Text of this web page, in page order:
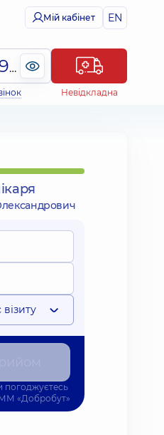
Мій кабінет EN
(044) 495-2-888
Невідкладна
погоджуєтесь
«Добробут»